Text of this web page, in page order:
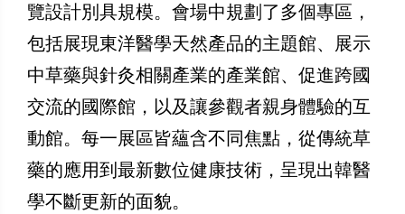
覽設計別具規模。會場中規劃了多個專區，
包括展現東洋醫學天然產品的主題館、展示
中草藥與針灸相關產業的產業館、促進跨國
交流的國際館，以及讓參觀者親身體驗的互
動館。每一展區皆蘊含不同焦點，從傳統草
藥的應用到最新數位健康技術，呈現出韓醫
學不斷更新的面貌。